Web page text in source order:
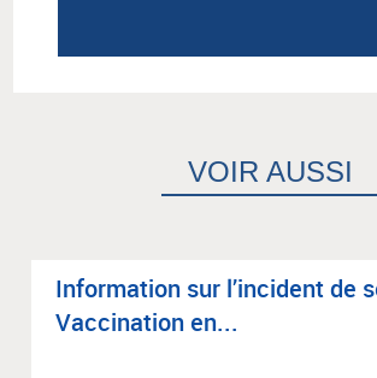
VOIR AUSSI
Infor­ma­tion sur l’in­ci­dent de
Vac­ci­na­tion en...